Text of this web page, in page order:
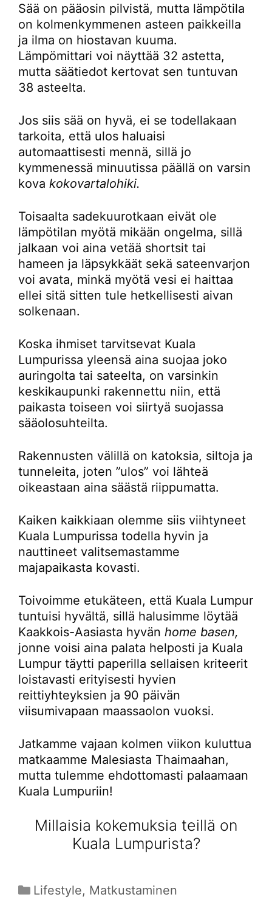
Sää on pääosin pilvistä, mutta lämpötila
on kolmenkymmenen asteen paikkeilla
ja ilma on hiostavan kuuma.
Lämpömittari voi näyttää 32 astetta,
mutta säätiedot kertovat sen tuntuvan
38 asteelta.
Jos siis sää on hyvä, ei se todellakaan
tarkoita, että ulos haluaisi
automaattisesti mennä, sillä jo
kymmenessä minuutissa päällä on varsin
kova kokovartalohiki.
Toisaalta sadekuurotkaan eivät ole
lämpötilan myötä mikään ongelma, sillä
jalkaan voi aina vetää shortsit tai
hameen ja läpsykkäät sekä sateenvarjon
voi avata, minkä myötä vesi ei haittaa
ellei sitä sitten tule hetkellisesti aivan
solkenaan.
Koska ihmiset tarvitsevat Kuala
Lumpurissa yleensä aina suojaa joko
auringolta tai sateelta, on varsinkin
keskikaupunki rakennettu niin, että
paikasta toiseen voi siirtyä suojassa
sääolosuhteilta.
Rakennusten välillä on katoksia, siltoja ja
tunneleita, joten ”ulos” voi lähteä
oikeastaan aina säästä riippumatta.
Kaiken kaikkiaan olemme siis viihtyneet
Kuala Lumpurissa todella hyvin ja
nauttineet valitsemastamme
majapaikasta kovasti.
Toivoimme etukäteen, että Kuala Lumpur
tuntuisi hyvältä, sillä halusimme löytää
Kaakkois-Aasiasta hyvän home basen,
jonne voisi aina palata helposti ja Kuala
Lumpur täytti paperilla sellaisen kriteerit
loistavasti erityisesti hyvien
reittiyhteyksien ja 90 päivän
viisumivapaan maassaolon vuoksi.
Jatkamme vajaan kolmen viikon kuluttua
matkaamme Malesiasta Thaimaahan,
mutta tulemme ehdottomasti palaamaan
Kuala Lumpuriin!
Millaisia kokemuksia teillä on
Kuala Lumpurista?
Kategoriat
Lifestyle, Matkustaminen